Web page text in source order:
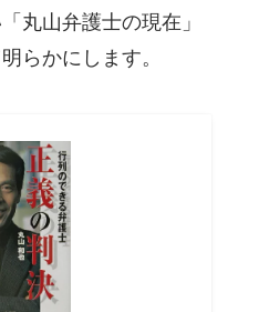
丸山弁護士の現在」
らかにします。